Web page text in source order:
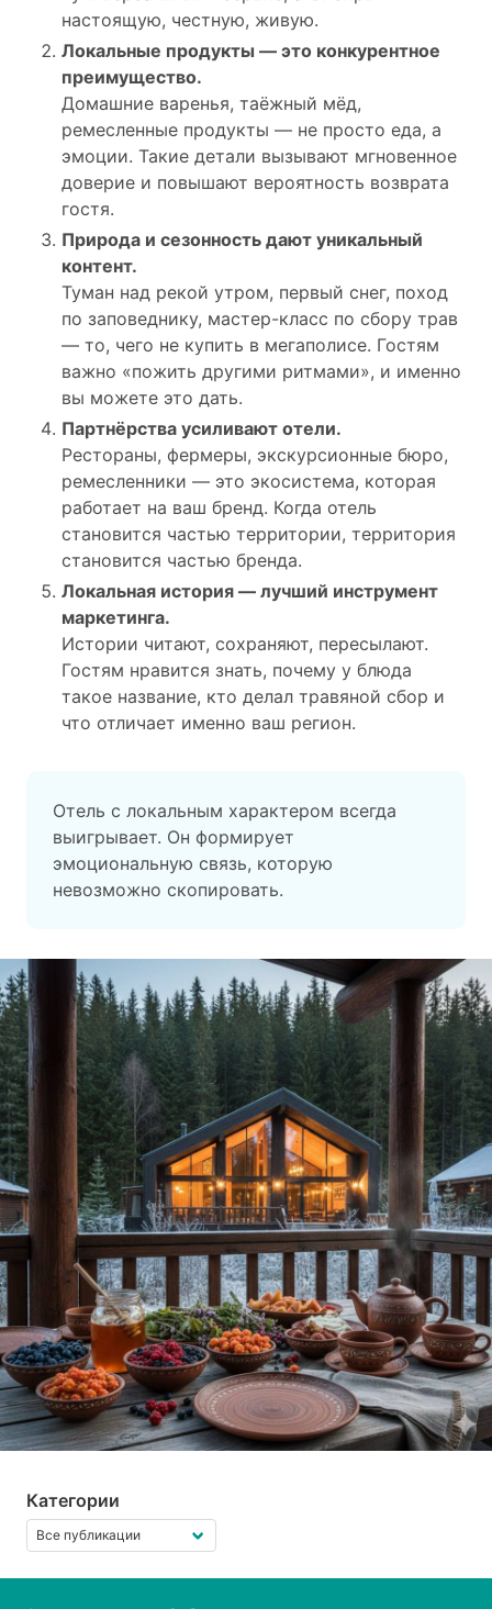
Категории
настоящую, честную, живую.
Локальные продукты — это конкурентное
преимущество.
Домашние варенья, таёжный мёд,
ремесленные продукты — не просто еда, а
эмоции. Такие детали вызывают мгновенное
доверие и повышают вероятность возврата
гостя.
Природа и сезонность дают уникальный
контент.
Туман над рекой утром, первый снег, поход
по заповеднику, мастер-класс по сбору трав
— то, чего не купить в мегаполисе. Гостям
важно «пожить другими ритмами», и именно
вы можете это дать.
Партнёрства усиливают отели.
Рестораны, фермеры, экскурсионные бюро,
ремесленники — это экосистема, которая
работает на ваш бренд. Когда отель
становится частью территории, территория
становится частью бренда.
Локальная история — лучший инструмент
маркетинга.
Истории читают, сохраняют, пересылают.
Гостям нравится знать, почему у блюда
такое название, кто делал травяной сбор и
что отличает именно ваш регион.
Отель с локальным характером всегда
выигрывает. Он формирует
эмоциональную связь, которую
невозможно скопировать.